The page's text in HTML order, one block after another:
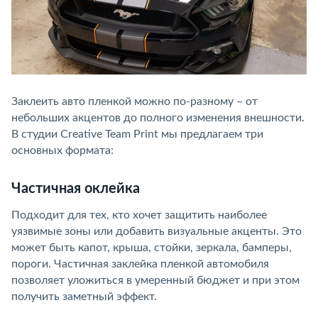
Заклеить авто пленкой можно по-разному – от
небольших акцентов до полного изменения внешности.
В студии Creative Team Print мы предлагаем три
основных формата:
Частичная оклейка
Подходит для тех, кто хочет защитить наиболее
уязвимые зоны или добавить визуальные акценты. Это
может быть капот, крыша, стойки, зеркала, бамперы,
пороги. Частичная заклейка пленкой автомобиля
позволяет уложиться в умеренный бюджет и при этом
получить заметный эффект.